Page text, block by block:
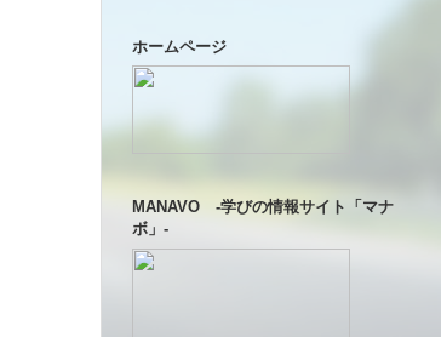
ホームページ
MANAVO -学びの情報サイト「マナ
ボ」-